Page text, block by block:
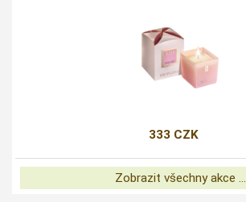
333 CZK
Zobrazit všechny akce ...